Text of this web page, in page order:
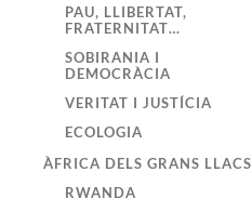
PAU, LLIBERTAT,
FRATERNITAT…
SOBIRANIA I
DEMOCRÀCIA
VERITAT I JUSTÍCIA
ECOLOGIA
ÀFRICA DELS GRANS LLACS
RWANDA